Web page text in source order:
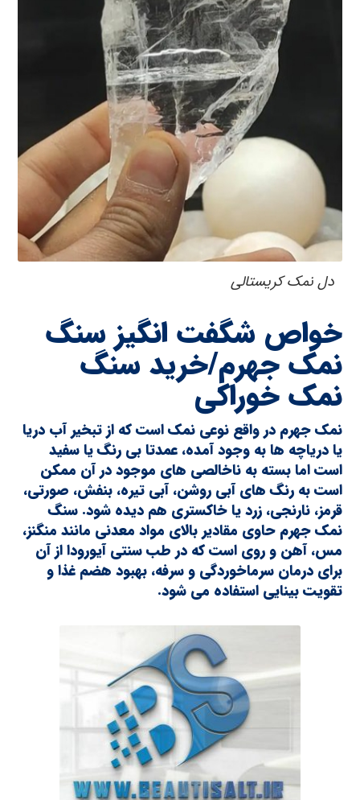
دل نمک کریستالی
خواص شگفت انگیز سنگ
نمک جهرم/خرید سنگ
نمک خوراکی
نمک جهرم در واقع نوعی نمک است که از تبخیر آب دریا
یا دریاچه ها به وجود آمده، عمدتا بی رنگ یا سفید
است اما بسته به ناخالصی های موجود در آن ممکن
است به رنگ های آبی روشن، آبی تیره، بنفش، صورتی،
قرمز، نارنجی، زرد یا خاکستری هم دیده شود. سنگ
نمک جهرم حاوی مقادیر بالای مواد معدنی مانند منگنز،
مس، آهن و روی است که در طب سنتی آیورودا از آن
برای درمان سرماخوردگی و سرفه، بهبود هضم غذا و
تقویت بینایی استفاده می شود.